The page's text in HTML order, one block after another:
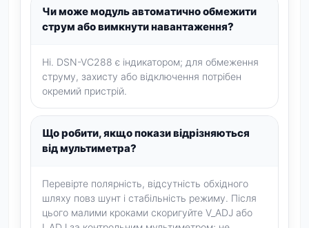
Чи може модуль автоматично обмежити
струм або вимкнути навантаження?
Ні. DSN-VC288 є індикатором; для обмеження
струму, захисту або відключення потрібен
окремий пристрій.
Що робити, якщо покази відрізняються
від мультиметра?
Перевірте полярність, відсутність обхідного
шляху повз шунт і стабільність режиму. Після
цього малими кроками скоригуйте V_ADJ або